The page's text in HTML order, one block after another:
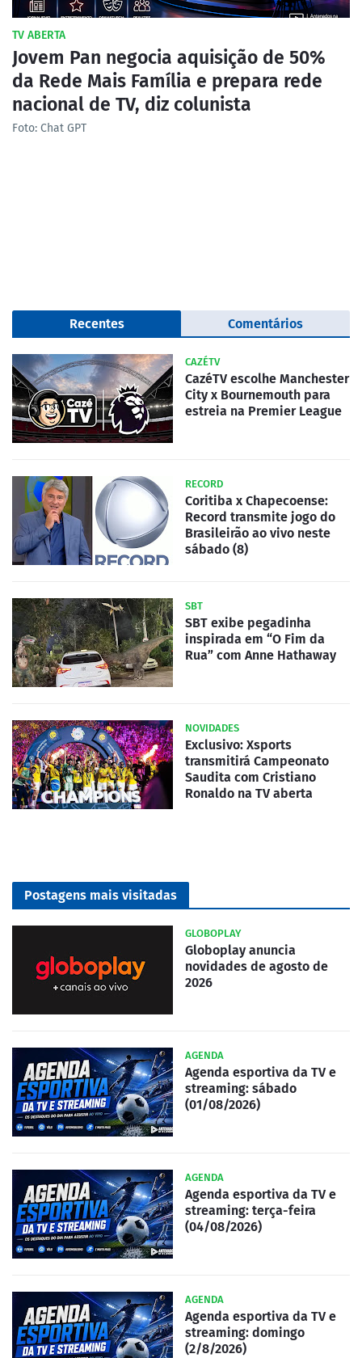
TV ABERTA
Jovem Pan negocia aquisição de 50%
da Rede Mais Família e prepara rede
nacional de TV, diz colunista
Foto: Chat GPT
Recentes Comentários
CAZÉTV
CazéTV escolhe Manchester
City x Bournemouth para
estreia na Premier League
RECORD
Coritiba x Chapecoense:
Record transmite jogo do
Brasileirão ao vivo neste
sábado (8)
SBT
SBT exibe pegadinha
inspirada em “O Fim da
Rua” com Anne Hathaway
NOVIDADES
Exclusivo: Xsports
transmitirá Campeonato
Saudita com Cristiano
Ronaldo na TV aberta
Postagens mais visitadas
GLOBOPLAY
Globoplay anuncia
novidades de agosto de
2026
AGENDA
Agenda esportiva da TV e
streaming: sábado
(01/08/2026)
AGENDA
Agenda esportiva da TV e
streaming: terça-feira
(04/08/2026)
AGENDA
Agenda esportiva da TV e
streaming: domingo
(2/8/2026)